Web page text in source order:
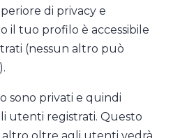
di privacy e
il tuo profilo è accessibile
(nessun altro può
sono privati e quindi
utenti registrati. Questo